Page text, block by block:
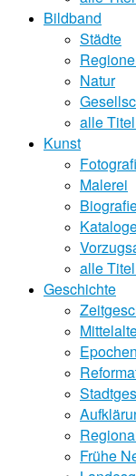
Bildband
Städte
Natur
alle
Kunst
Malerei
alle
Geschichte
Frühe